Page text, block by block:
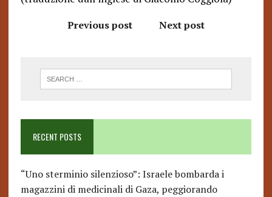
Previous post Next post
RECENT POSTS
“Uno sterminio silenzioso”: Israele bombarda i
magazzini di medicinali di Gaza, peggiorando